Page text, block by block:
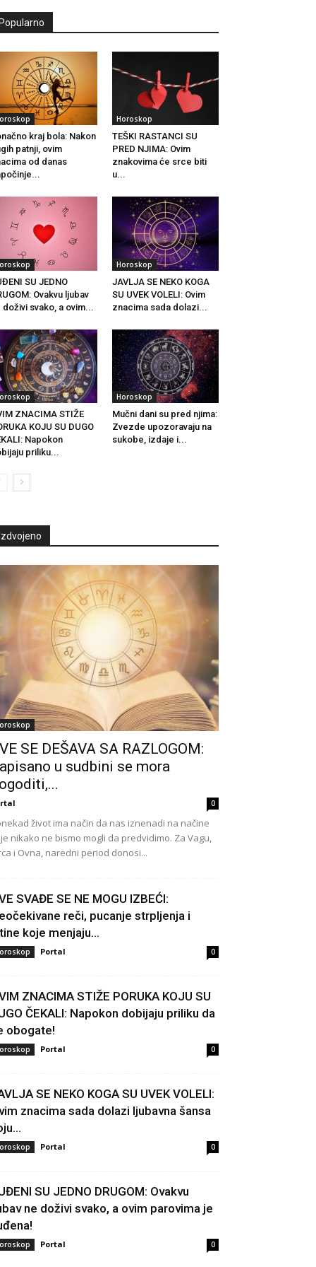
Popularno
kraj bola: Nakon
patnji, ovim
od danas
Horoskop
TEŠKI RASTANCI SU
PRED NJIMA: Ovim
znakovima će srce biti
u...
SU JEDNO
Ovakvu ljubav
doživi svako, a ovim...
Horoskop
JAVLJA SE NEKO KOGA
SU UVEK VOLELI: Ovim
znacima sada dolazi...
ZNACIMA STIŽE
KOJU SU DUGO
Napokon
priliku...
Horoskop
Mučni dani su pred njima:
Zvezde upozoravaju na
sukobe, izdaje i...
Izdvojeno
SE DEŠAVA SA RAZLOGOM:
u sudbini se mora
0
život ima način da nas iznenadi na načine
nikako ne bismo mogli da predvidimo. Za Vagu,
i Ovna, naredni period donosi...
SVAĐE SE NE MOGU IZBEĆI:
reči, pucanje strpljenja i
koje menjaju...
Portal 0
ZNACIMA STIŽE PORUKA KOJU SU
ČEKALI: Napokon dobijaju priliku da
obogate!
Portal 0
SE NEKO KOGA SU UVEK VOLELI:
znacima sada dolazi ljubavna šansa
Portal 0
SU JEDNO DRUGOM: Ovakvu
ne doživi svako, a ovim parovima je
Portal 0